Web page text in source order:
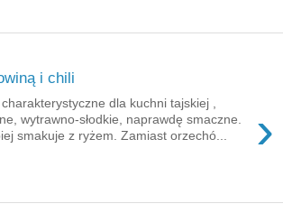
i chili
›
dla kuchni tajskiej ,
wytrawno-słodkie, naprawdę smaczne.
smakuje z ryżem. Zamiast orzechó...